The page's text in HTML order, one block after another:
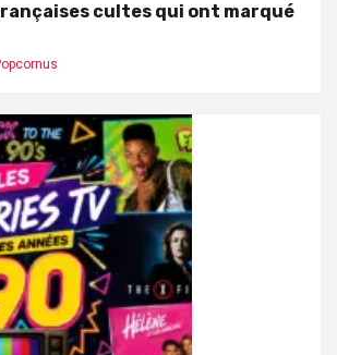
cultes qui ont marqué